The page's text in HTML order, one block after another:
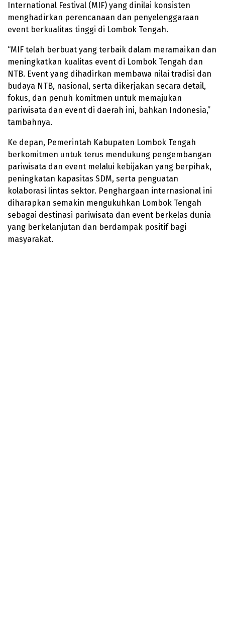
International Festival (MIF) yang dinilai konsisten
menghadirkan perencanaan dan penyelenggaraan
event berkualitas tinggi di Lombok Tengah.
“MIF telah berbuat yang terbaik dalam meramaikan dan
meningkatkan kualitas event di Lombok Tengah dan
NTB. Event yang dihadirkan membawa nilai tradisi dan
budaya NTB, nasional, serta dikerjakan secara detail,
fokus, dan penuh komitmen untuk memajukan
pariwisata dan event di daerah ini, bahkan Indonesia,”
tambahnya.
Ke depan, Pemerintah Kabupaten Lombok Tengah
berkomitmen untuk terus mendukung pengembangan
pariwisata dan event melalui kebijakan yang berpihak,
peningkatan kapasitas SDM, serta penguatan
kolaborasi lintas sektor. Penghargaan internasional ini
diharapkan semakin mengukuhkan Lombok Tengah
sebagai destinasi pariwisata dan event berkelas dunia
yang berkelanjutan dan berdampak positif bagi
masyarakat.